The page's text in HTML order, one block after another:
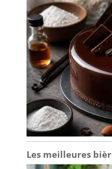
Les meilleures